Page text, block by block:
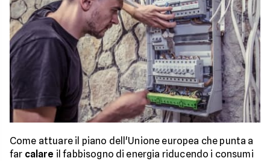
Come attuare il piano dell'Unione europea che punta a
far calare il fabbisogno di energia riducendo i consumi